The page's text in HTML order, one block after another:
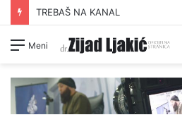
TREBAŠ NA KANAL
Meni